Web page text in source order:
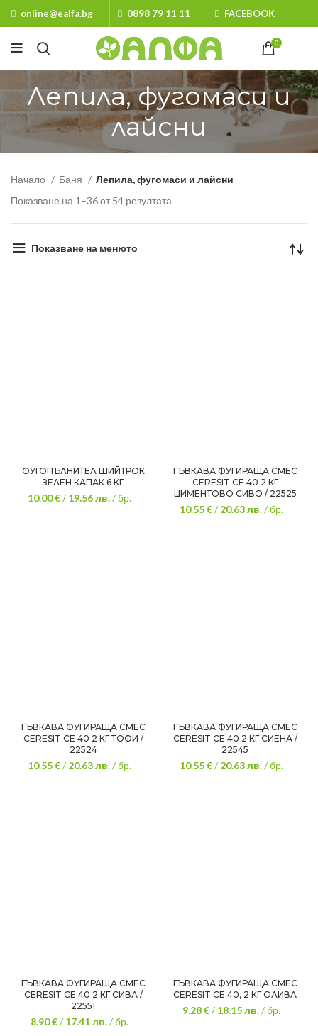
online@ealfa.bg 0898 79 11 11 FACEBOOK
0
Лепила, фугомаси и
лайсни
Начало Баня
Лепила, фугомаси и лайсни
Показване на 1–36 от 54 резултата
Показване на менюто
ФУГОПЪЛНИТЕЛ ШИЙТРОК
ЗЕЛЕН КАПАК 6 КГ
10.00 €/19.56лв./ бр.
ГЪВКАВА ФУГИРАЩА СМЕС
CERESIT CE 40 2 КГ
ЦИМЕНТОВО СИВО / 22525
10.55 €/20.63лв./ бр.
ГЪВКАВА ФУГИРАЩА СМЕС
CERESIT CE 40 2 КГ ТОФИ /
22524
10.55 €/20.63лв./ бр.
ГЪВКАВА ФУГИРАЩА СМЕС
CERESIT CE 40 2 КГ СИЕНА /
22545
10.55 €/20.63лв./ бр.
ГЪВКАВА ФУГИРАЩА СМЕС
CERESIT CE 40 2 КГ СИВА /
22551
8.90 €/17.41лв./ бр.
ГЪВКАВА ФУГИРАЩА СМЕС
CERESIT CE 40, 2 КГ ОЛИВА
9.28 €/18.15лв./ бр.